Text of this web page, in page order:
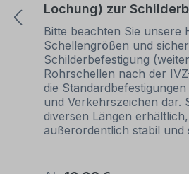
Lochung) zur
Bitte beachten Sie unsere
Schellengrößen und
Schilderbefestigung
Rohrschellen nach der
die
und Verkehrszeichen dar.
diversen Längen erhältlich,
außerordentlich stabil und